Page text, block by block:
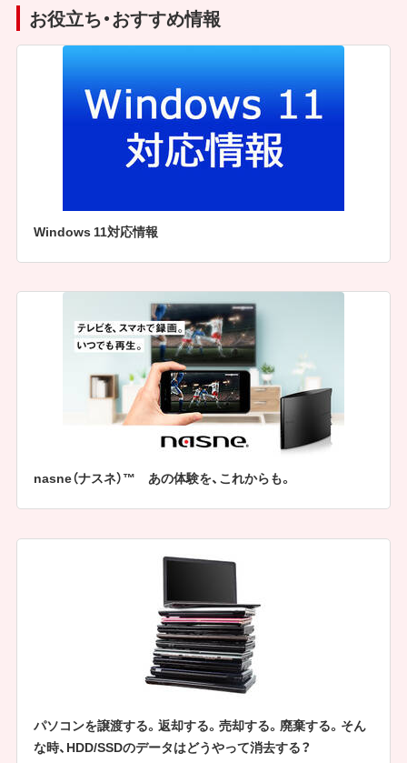
お役立ち・おすすめ情報
Windows 11対応情報
nasne（ナスネ）™ あの体験を、これからも。
パソコンを譲渡する。返却する。売却する。廃棄する。そん
な時、HDD/SSDのデータはどうやって消去する？